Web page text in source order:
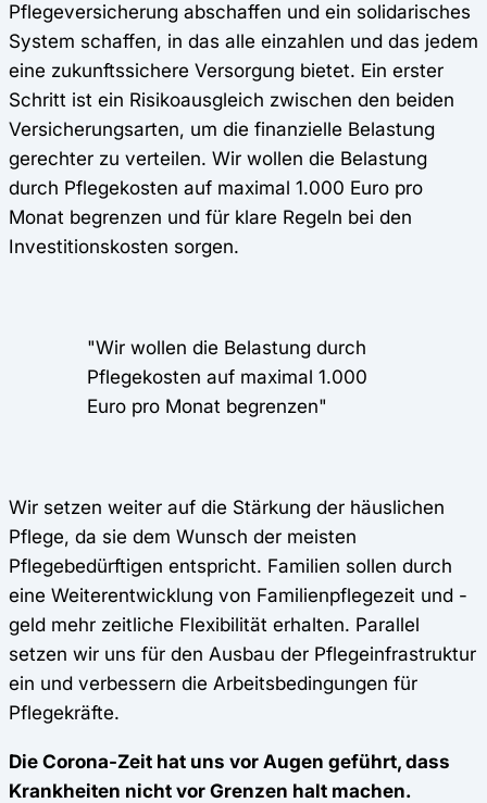
Pflegeversicherung abschaffen und ein solidarisches
System schaffen, in das alle einzahlen und das jedem
eine zukunftssichere Versorgung bietet. Ein erster
Schritt ist ein Risikoausgleich zwischen den beiden
Versicherungsarten, um die finanzielle Belastung
gerechter zu verteilen. Wir wollen die Belastung
durch Pflegekosten auf maximal 1.000 Euro pro
Monat begrenzen und für klare Regeln bei den
Investitionskosten sorgen.
"Wir wollen die Belastung durch
Pflegekosten auf maximal 1.000
Euro pro Monat begrenzen"
Wir setzen weiter auf die Stärkung der häuslichen
Pflege, da sie dem Wunsch der meisten
Pflegebedürftigen entspricht. Familien sollen durch
eine Weiterentwicklung von Familienpflegezeit und -
geld mehr zeitliche Flexibilität erhalten. Parallel
setzen wir uns für den Ausbau der Pflegeinfrastruktur
ein und verbessern die Arbeitsbedingungen für
Pflegekräfte.
Die Corona-Zeit hat uns vor Augen geführt, dass
Krankheiten nicht vor Grenzen halt machen.